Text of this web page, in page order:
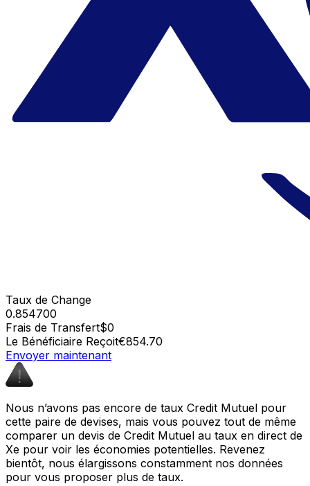
Taux de Change
0.854700
Frais de Transfert$0
Le Bénéficiaire Reçoit€854.70
Envoyer maintenant
Nous n’avons pas encore de taux Credit Mutuel pour
cette paire de devises, mais vous pouvez tout de même
comparer un devis de Credit Mutuel au taux en direct de
Xe pour voir les économies potentielles. Revenez
bientôt, nous élargissons constamment nos données
pour vous proposer plus de taux.